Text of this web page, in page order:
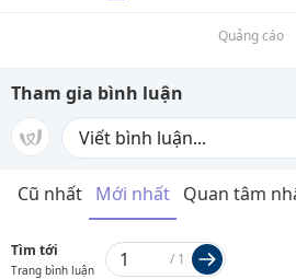
Quảng cáo
Tham gia bình luận
Cũ nhất Mới nhất Quan tâm
Tìm tới
Trang bình luận
/ 1